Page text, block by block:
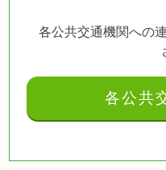
各公共交通機関への
各公共